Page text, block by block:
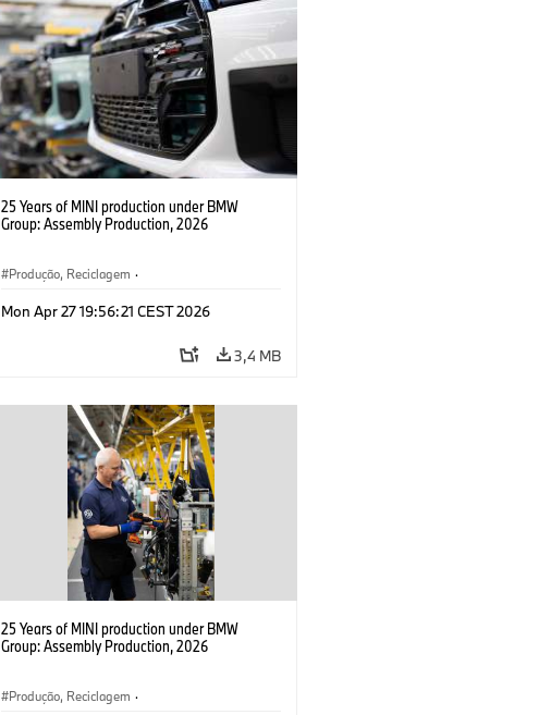
25 Years of MINI production under BMW
Group: Assembly Production, 2026
Produção, Reciclagem ·
Mon Apr 27 19:56:21 CEST 2026
3,4 MB
25 Years of MINI production under BMW
Group: Assembly Production, 2026
Produção, Reciclagem ·